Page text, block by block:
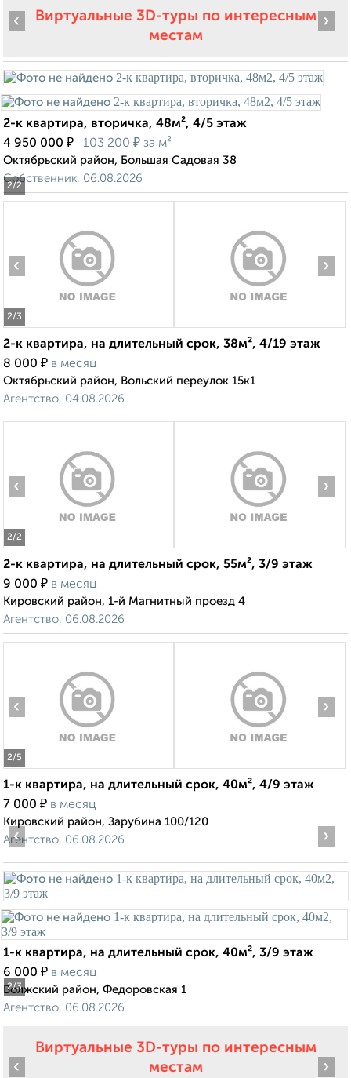
Виртуальные 3D-туры по интересным
местам
2/2
‹ ›
2-к квартира, вторичка, 48м², 4/5 этаж
4 950 000 ₽ 103 200 ₽ за м²
Октябрьский район, Большая Садовая 38
Собственник, 06.08.2026
2/3
‹ ›
2-к квартира, на длительный срок, 38м², 4/19 этаж
8 000 ₽ в месяц
Октябрьский район, Вольский переулок 15к1
Агентство, 04.08.2026
2/2
‹ ›
2-к квартира, на длительный срок, 55м², 3/9 этаж
9 000 ₽ в месяц
Кировский район, 1-й Магнитный проезд 4
Агентство, 06.08.2026
2/5
‹ ›
1-к квартира, на длительный срок, 40м², 4/9 этаж
7 000 ₽ в месяц
Кировский район, Зарубина 100/120
Агентство, 06.08.2026
2/3
‹ ›
1-к квартира, на длительный срок, 40м², 3/9 этаж
6 000 ₽ в месяц
Волжский район, Федоровская 1
Агентство, 06.08.2026
Виртуальные 3D-туры по интересным
местам
‹ ›